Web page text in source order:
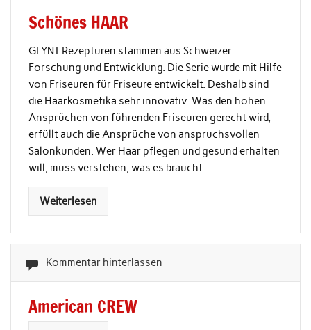
Schönes HAAR
GLYNT Rezepturen stammen aus Schweizer
Forschung und Entwicklung. Die Serie wurde mit Hilfe
von Friseuren für Friseure entwickelt. Deshalb sind
die Haarkosmetika sehr innovativ. Was den hohen
Ansprüchen von führenden Friseuren gerecht wird,
erfüllt auch die Ansprüche von anspruchsvollen
Salonkunden. Wer Haar pflegen und gesund erhalten
will, muss verstehen, was es braucht.
Weiterlesen
Kommentar hinterlassen
American CREW